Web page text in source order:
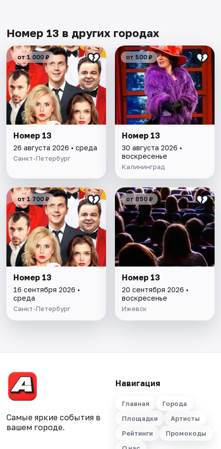
Номер 13 в других городах
от 1 000 ₽
Номер 13
26 августа 2026 • среда
Санкт-Петербург
от 500 ₽
Номер 13
30 августа 2026 •
воскресенье
Калининград
от 1 700 ₽
Номер 13
16 сентября 2026 •
среда
Санкт-Петербург
от 850 ₽
Номер 13
20 сентября 2026 •
воскресенье
Ижевск
Самые яркие события в
вашем городе.
Навигация
Главная
Города
Площадки
Артисты
Рейтинги
Промокоды